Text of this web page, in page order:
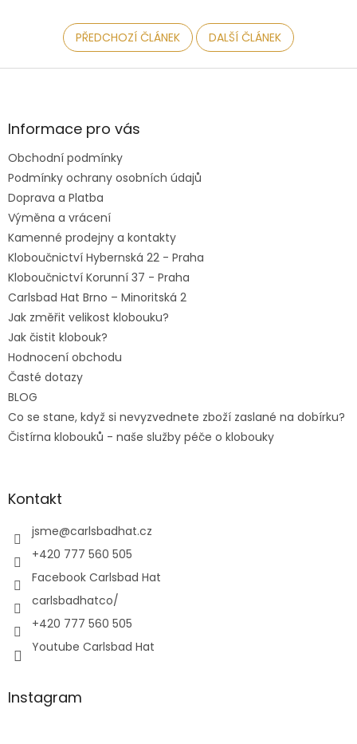
PŘEDCHOZÍ ČLÁNEK DALŠÍ ČLÁNEK
Z
aInformace pro vás
Obchodní podmínky
Podmínky ochrany osobních údajů
Doprava a Platba
Výměna a vrácení
Kamenné prodejny a kontakty
Kloboučnictví Hybernská 22 - Praha
Kloboučnictví Korunní 37 - Praha
Carlsbad Hat Brno – Minoritská 2
Jak změřit velikost klobouku?
Jak čistit klobouk?
Hodnocení obchodu
Časté dotazy
BLOG
Co se stane, když si nevyzvednete zboží zaslané na dobírku?
Čistírna klobouků - naše služby péče o klobouky
Kontakt
jsme@carlsbadhat.cz
+420 777 560 505
Facebook Carlsbad Hat
carlsbadhatco/
+420 777 560 505
Youtube Carlsbad Hat
Instagram